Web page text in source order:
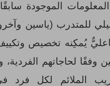
الموجودة سابقًا
يُمكِنه تخصيص
وفقًا لحاجاتهم
الملائم لكل فرد